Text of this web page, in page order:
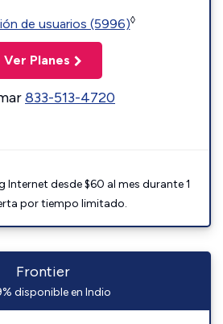
de usuarios (5996)◊
Ver Planes
833-513-4720
Internet desde $60 al mes durante 1
por tiempo limitado.
Frontier
disponible en Indio